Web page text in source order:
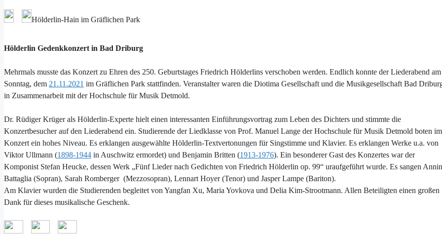
Hölderlin-Hain im Gräflichen Park
Hölderlin Gedenkkonzert in Bad Driburg
Mehrmals musste das Konzert zu Ehren des 250. Geburtstages Friedrich Hölderlins verschoben werden. Endlich konnte der Liederabend am
Sonntag, dem 21.11.2021 im Gräflichen Park stattfinden. Veranstalter waren die Diotima Gesellschaft und die Musikgesellschaft Bad
in Zusammenarbeit mit der Hochschule für Musik Detmold.
Dr. Rüdiger Krüger als Hölderlin-Experte hielt einen interessanten Einführungsvortrag zum Leben des Dichters und stimmte die
Konzertbesucher auf den Liederabend ein. Studierende der Liedklasse von Prof. Manuel Lange der Hochschule für Musik Detmold boten im
Konzert ein hohes Niveau. Es erklangen ausgewählte Hölderlin-Textvertonungen für Singstimme und Klavier. Es erklangen Werke u.a. von
Viktor Ullmann (1898-1944 in Auschwitz ermordet) und Benjamin Britten (1913-1976). Ein besonderer Gast des Konzertes war der
Komponist Stefan Heucke, dessen Werk „Fünf Lieder nach Gedichten von Friedrich Hölderlin op. 99“ uraufgeführt wurde. Es sangen
Battaglia (Sopran), Sarah Romberger (Mezzosopran), Lennart Hoyer (Tenor) und Jasper Lampe (Bariton).
Am Klavier wurden die Studierenden begleitet von Yangfan Xu, Maria Yovkova und Delia Kim-Strootmann. Allen Beteiligten einen großen
Dank für dieses musikalische Geschenk.